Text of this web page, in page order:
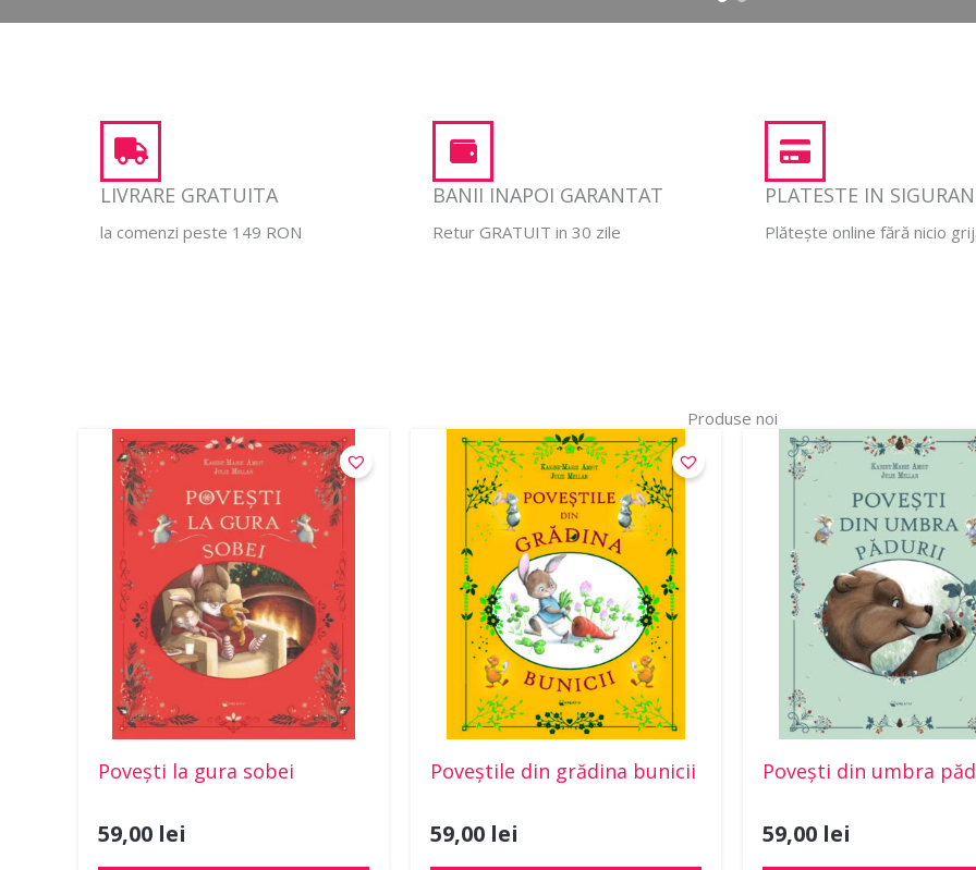
LIVRARE GRATUITA
la comenzi peste 149 RON
BANII INAPOI GARANTAT
Retur GRATUIT in 30 zile
PLATESTE IN
Plătește online fără nicio
Produse noi
Povești la gura sobei
59,00 lei
Poveștile din grădina bunicii
59,00 lei
Povești din umbra
59,00 lei